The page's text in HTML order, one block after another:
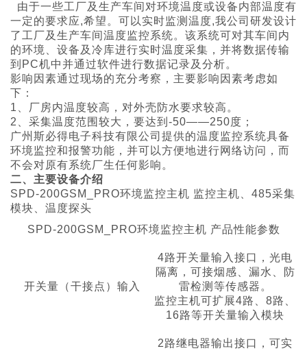
由于一些工厂及生产车间对环境温度或设备内部温度有
一定的要求应,希望。可以实时监测温度,我公司研发设计
了工厂及生产车间温度监控系统。该系统可对其车间内
的环境、 设备及冷库进行实时温度采集，并将数据传输
到PC机中并通过软件进行数据记录及分析。
影响因素通过现场的充分考察，主要影响因素考虑如
下：
1、厂房内温度较高，对外壳防水要求较高。
2、采集温度范围较大，要达到-50——250度；
广州斯必得电子科技有限公司提供的温度监控系统具备
环境监控和报警功能，并可以方便地进行网络访问，而
不会对原有系统厂生任何影响。
二、主要设备介绍
SPD-200GSM_PRO环境监控主机 监控主机、485采集
模块、温度探头
SPD-200GSM_PRO环境监控主机 产品性能参数
开关量（干接点）输入
4路开关量输入接口，光电
隔离，可接烟感、漏水、防
雷检测等传感器。
监控主机可扩展4路、8路、
16路等开关量输入模块
2路继电器输出接口，可实